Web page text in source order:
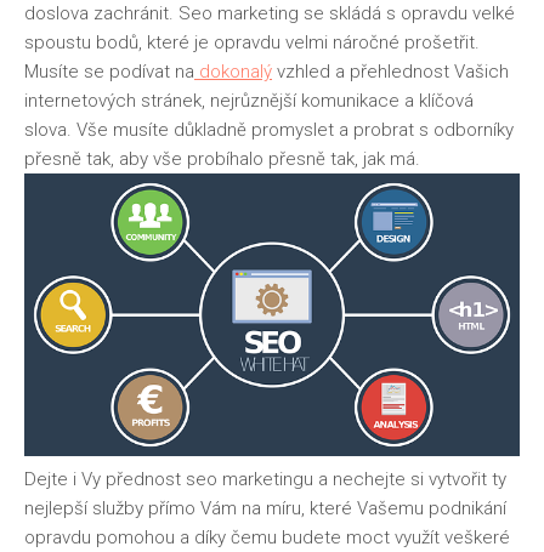
doslova zachránit. Seo marketing se skládá s opravdu velké
spoustu bodů, které je opravdu velmi náročné prošetřit.
Musíte se podívat na dokonalý vzhled a přehlednost Vašich
internetových stránek, nejrůznější komunikace a klíčová
slova. Vše musíte důkladně promyslet a probrat s odborníky
přesně tak, aby vše probíhalo přesně tak, jak má.
Dejte i Vy přednost seo marketingu a nechejte si vytvořit ty
nejlepší služby přímo Vám na míru, které Vašemu podnikání
opravdu pomohou a díky čemu budete moct využít veškeré